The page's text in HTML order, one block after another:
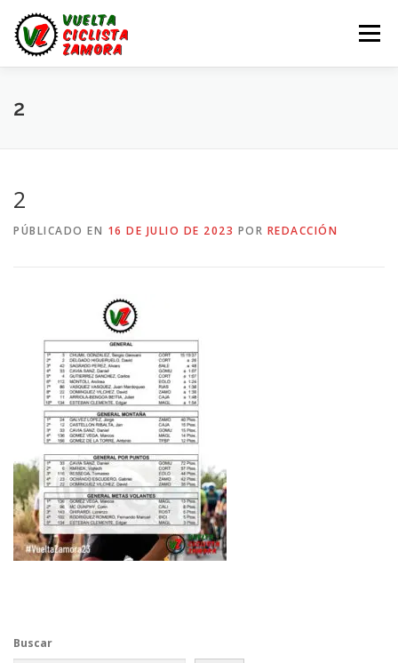
contenido
Menú
2
2
PÚBLICADO EN 16 DE JULIO DE 2023 POR REDACCIÓN
Buscar